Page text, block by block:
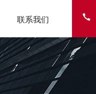
联系我们